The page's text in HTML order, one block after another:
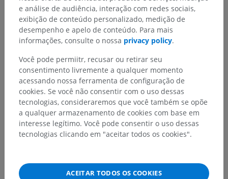
e análise de audiência, interação com redes sociais,
exibição de conteúdo personalizado, medição de
desempenho e apelo de conteúdo. Para mais
informações, consulte o nossa privacy policy.
Você pode permiitr, recusar ou retirar seu
consentimento livremente a qualquer momento
acessando nossa ferramenta de configuração de
cookies. Se você não consentir com o uso dessas
tecnologias, consideraremos que você também se opõe
a qualquer armazenamento de cookies com base em
interesse legítimo. Você pode consentir o uso dessas
tecnologias clicando em "aceitar todos os cookies".
ACEITAR TODOS OS COOKIES